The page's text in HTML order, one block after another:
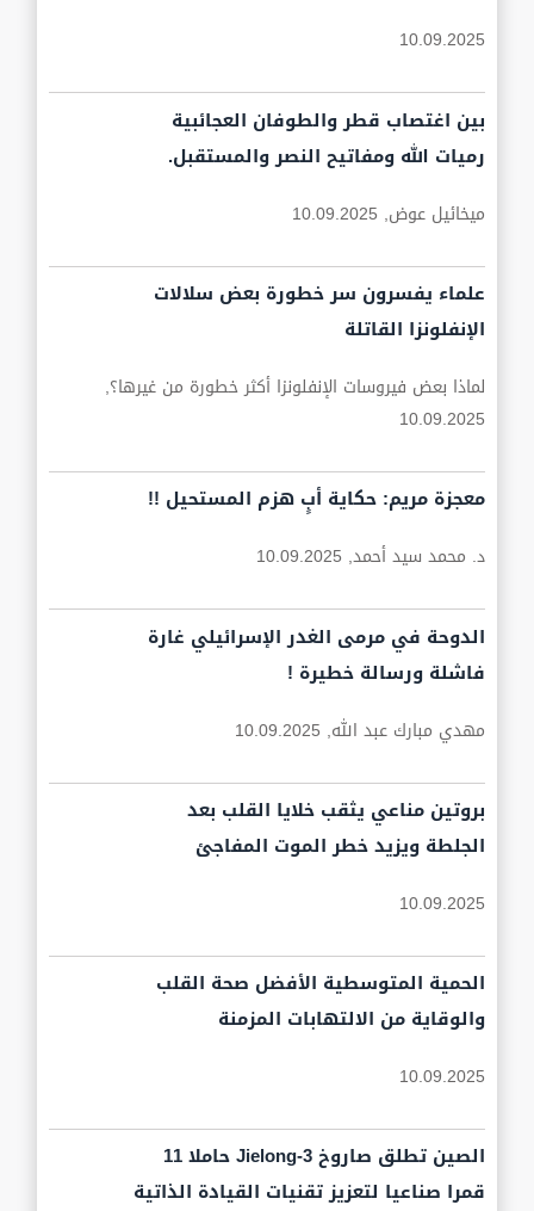
10.09.2025
بين اغتصاب قطر والطوفان العجائبية
رميات الله ومفاتيح النصر والمستقبل.
ميخائيل عوض, 10.09.2025
علماء يفسرون سر خطورة بعض سلالات
الإنفلونزا القاتلة
لماذا بعض فيروسات الإنفلونزا أكثر خطورة من غيرها؟,
10.09.2025
معجزة مريم: حكاية أبٍ هزم المستحيل !!
د. محمد سيد أحمد, 10.09.2025
الدوحة في مرمى الغدر الإسرائيلي غارة
فاشلة ورسالة خطيرة !
مهدي مبارك عبد الله, 10.09.2025
بروتين مناعي يثقب خلايا القلب بعد
الجلطة ويزيد خطر الموت المفاجئ
10.09.2025
الحمية المتوسطية الأفضل صحة القلب
والوقاية من الالتهابات المزمنة
10.09.2025
الصين تطلق صاروخ Jielong-3 حاملا 11
قمرا صناعيا لتعزيز تقنيات القيادة الذاتية